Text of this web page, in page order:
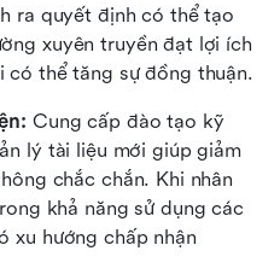
ra quyết định có thể tạo
xuyên truyền đạt lợi ích
có thể tăng sự đồng thuận.
Cung cấp đào tạo kỹ
lý tài liệu mới giúp giảm
chắc chắn. Khi nhân
khả năng sử dụng các
xu hướng chấp nhận